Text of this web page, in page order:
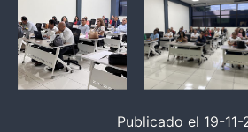
Publicado el 19-11-